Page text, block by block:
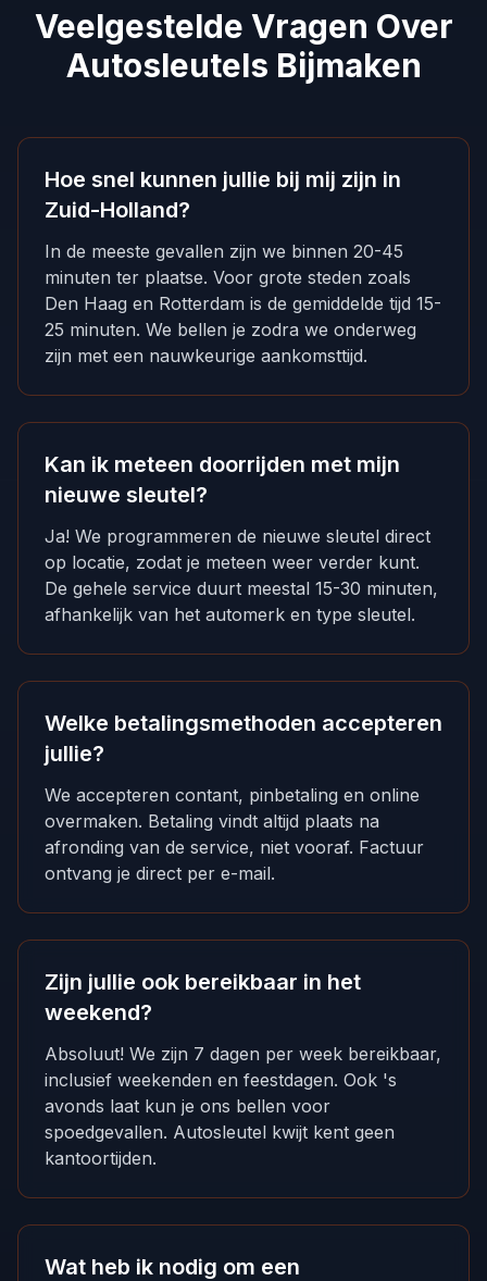
Veelgestelde Vragen Over
Autosleutels Bijmaken
Hoe snel kunnen jullie bij mij zijn in
Zuid-Holland?
In de meeste gevallen zijn we binnen 20-45
minuten ter plaatse. Voor grote steden zoals
Den Haag en Rotterdam is de gemiddelde tijd 15-
25 minuten. We bellen je zodra we onderweg
zijn met een nauwkeurige aankomsttijd.
Kan ik meteen doorrijden met mijn
nieuwe sleutel?
Ja! We programmeren de nieuwe sleutel direct
op locatie, zodat je meteen weer verder kunt.
De gehele service duurt meestal 15-30 minuten,
afhankelijk van het automerk en type sleutel.
Welke betalingsmethoden accepteren
jullie?
We accepteren contant, pinbetaling en online
overmaken. Betaling vindt altijd plaats na
afronding van de service, niet vooraf. Factuur
ontvang je direct per e-mail.
Zijn jullie ook bereikbaar in het
weekend?
Absoluut! We zijn 7 dagen per week bereikbaar,
inclusief weekenden en feestdagen. Ook 's
avonds laat kun je ons bellen voor
spoedgevallen. Autosleutel kwijt kent geen
kantoortijden.
Wat heb ik nodig om een